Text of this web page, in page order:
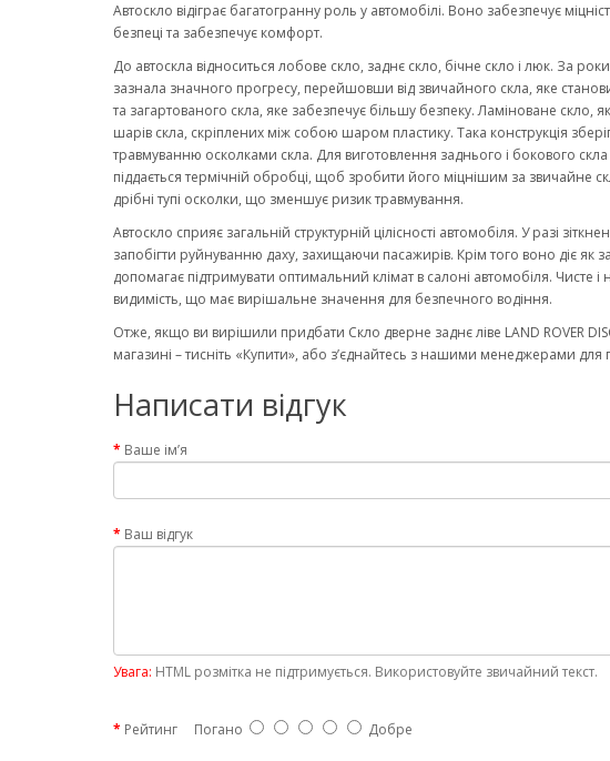
Автоскло відіграє багатогранну роль у автомобілі. Воно забезпечує
безпеці та забезпечує комфорт.
До автоскла відноситься лобове скло, заднє скло, бічне скло і люк. За
зазнала значного прогресу, перейшовши від звичайного скла, яке
та загартованого скла, яке забезпечує більшу безпеку. Ламіноване скло,
шарів скла, скріплених між собою шаром пластику. Така конструкція
травмуванню осколками скла. Для виготовлення заднього і бокового
піддається термічній обробці, щоб зробити його міцнішим за звичайне
дрібні тупі осколки, що зменшує ризик травмування.
Автоскло сприяє загальній структурній цілісності автомобіля. У разі
запобігти руйнуванню даху, захищаючи пасажирів. Крім того воно діє як
допомагає підтримувати оптимальний клімат в салоні автомобіля. Чисте
видимість, що має вирішальне значення для безпечного водіння.
Отже, якщо ви вирішили придбати Скло дверне заднє ліве LAND ROVER
магазині – тисніть «Купити», або з’єднайтесь з нашими менеджерами для
Написати відгук
Ваше ім’я
Ваш відгук
Увага: HTML розмітка не підтримується. Використовуйте звичайний текст.
Рейтинг Погано Добре